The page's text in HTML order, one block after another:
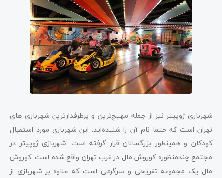
شهربازی ژوپیتر نیز از جمله مهیج‌ترین و پرطرفدارترین شهربازی ‌های
تهران است که حتما نام آن را شنیده‌اید. این شهربازی مورد استقبال
کودکان و همینطور بزرگسالان قرار گرفته است. شهربازی ژوپیتر در
مجتمع چندمنظوره کوروش مال در غرب تهران واقع شده است. کوروش
مال یک مجموعه تفریحی و سرگرمی است که علاوه ‌بر شهربازی از